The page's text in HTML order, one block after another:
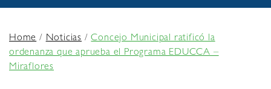
Home/Noticias /Concejo Municipal ratificó la
ordenanza que aprueba el Programa EDUCCA –
Miraflores